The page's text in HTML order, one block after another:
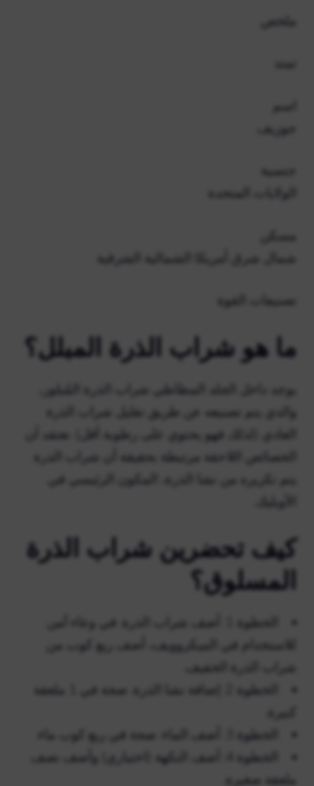
ملخص
تمتد
اسم
جوزيف
جنسية
الولايات المتحدة
مسكن
شمال شرق أمريكا الشمالية الشرقية
تصنيفات القوة
ما هو شراب الذرة المبلل؟
يوجد داخل الجلد المطاطي شراب الذرة المُبلور،
والذي يتم تصنيعه عن طريق تقليل شراب الذرة
العادي (لذلك فهو يحتوي على رطوبة أقل). نعتقد أن
الخصائص اللاحقة مرتبطة بحقيقة أن شراب الذرة
يتم تكريره من نشا الذرة، المكون الرئيسي في
الأوبليك.
كيف تحضرين شراب الذرة
المسلوق؟
الخطوة 1: أضف شراب الذرة. في وعاء آمن
للاستخدام في الميكروويف، أضف ربع كوب من
شراب الذرة الخفيف.
الخطوة 2: إضافة نشا الذرة. ضجة في 1 ملعقة
كبيرة.
الخطوة 3: أضف الماء. ضجة في ربع كوب ماء.
الخطوة 4: أضف النكهة (اختياري) وأضف نصف
ملعقة صغيرة.